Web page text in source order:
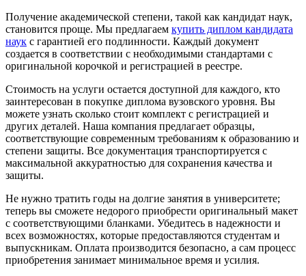
Получение академической степени, такой как кандидат наук,
становится проще. Мы предлагаем купить диплом кандидата
наук с гарантией его подлинности. Каждый документ
создается в соответствии с необходимыми стандартами с
оригинальной корочкой и регистрацией в реестре.
Стоимость на услуги остается доступной для каждого, кто
заинтересован в покупке диплома вузовского уровня. Вы
можете узнать сколько стоит комплект с регистрацией и
других деталей. Наша компания предлагает образцы,
соответствующие современным требованиям к образованию и
степени защиты. Все документация транспортируется с
максимальной аккуратностью для сохранения качества и
защиты.
Не нужно тратить годы на долгие занятия в университете;
теперь вы сможете недорого приобрести оригинальный макет
с соответствующими бланками. Убедитесь в надежности и
всех возможностях, которые предоставляются студентам и
выпускникам. Оплата производится безопасно, а сам процесс
приобретения занимает минимальное время и усилия.